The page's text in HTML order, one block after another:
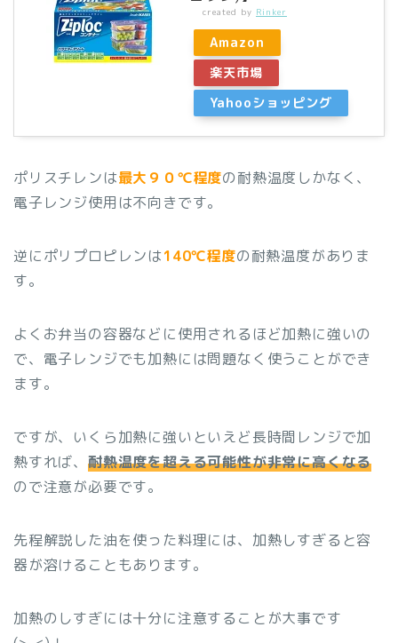
created by Rinker
Amazon
楽天市場
Yahooショッピング
ポリスチレンは最大９０℃程度の耐熱温度しかなく、
電子レンジ使用は不向きです。
逆にポリプロピレンは140℃程度の耐熱温度がありま
す。
よくお弁当の容器などに使用されるほど加熱に強いの
で、電子レンジでも加熱には問題なく使うことができ
ます。
ですが、いくら加熱に強いといえど長時間レンジで加
熱すれば、 耐熱温度を超える可能性が非常に高くなる
ので注意が必要です。
先程解説した油を使った料理には、加熱しすぎると容
器が溶けることもあります。
加熱のしすぎには十分に注意することが大事です